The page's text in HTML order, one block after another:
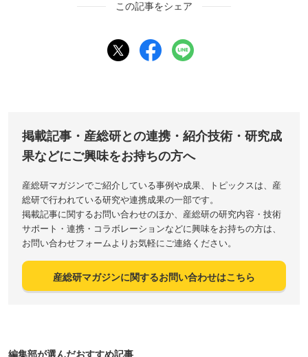
この記事をシェア
掲載記事・産総研との連携・紹介技術・研究成
果などにご興味をお持ちの方へ
産総研マガジンでご紹介している事例や成果、トピックスは、産
総研で行われている研究や連携成果の一部です。
掲載記事に関するお問い合わせのほか、産総研の研究内容・技術
サポート・連携・コラボレーションなどに興味をお持ちの方は、
お問い合わせフォームよりお気軽にご連絡ください。
産総研マガジンに関するお問い合わせはこちら
編集部が選んだおすすめ記事